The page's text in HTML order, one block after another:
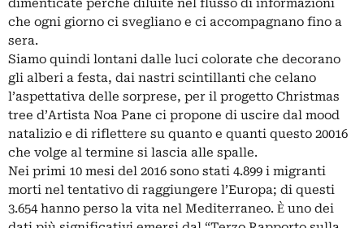
dimenticate perchè diluite nel flusso di informazioni
che ogni giorno ci svegliano e ci accompagnano fino a
sera.
Siamo quindi lontani dalle luci colorate che decorano
gli alberi a festa, dai nastri scintillanti che celano
l’aspettativa delle sorprese, per il progetto Christmas
tree d’Artista Noa Pane ci propone di uscire dal mood
natalizio e di riflettere su quanto e quanti questo 20016
che volge al termine si lascia alle spalle.
Nei primi 10 mesi del 2016 sono stati 4.899 i migranti
morti nel tentativo di raggiungere l’Europa; di questi
3.654 hanno perso la vita nel Mediterraneo. Ѐ uno dei